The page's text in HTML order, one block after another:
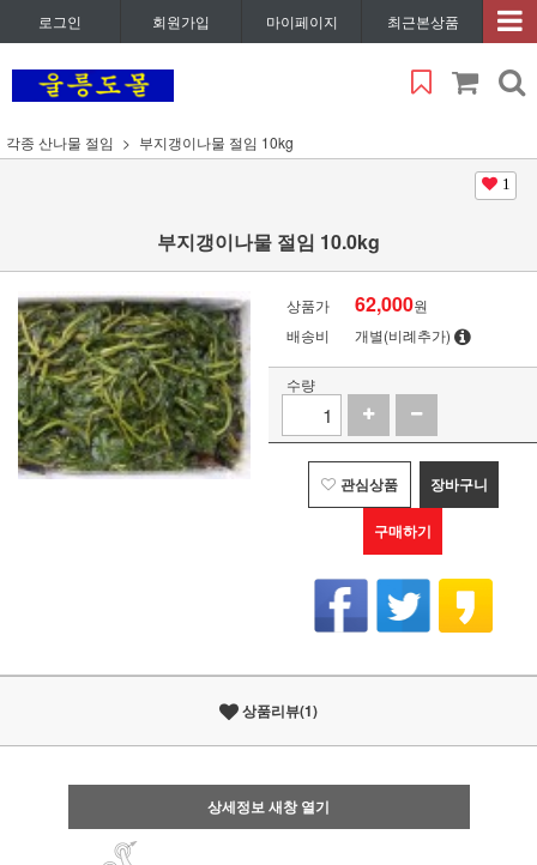
로그인 회원가입 마이페이지 최근본상품
각종 산나물 절임 부지갱이나물 절임 10kg
1
부지갱이나물 절임 10.0kg
상품가 62,000원
배송비
개별(비례추가)
수량
관심상품 장바구니
구매하기
상품리뷰(1)
상세정보 새창 열기